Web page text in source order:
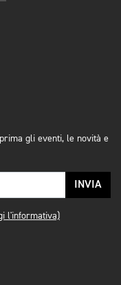
gli eventi, le novità e
INVIA
l'informativa)